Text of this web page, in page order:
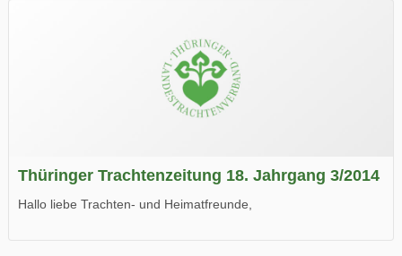
Thüringer Trachtenzeitung 18. Jahrgang 3/2014
Hallo liebe Trachten- und Heimatfreunde,